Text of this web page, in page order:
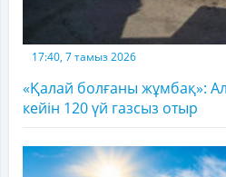
17:40, 7 тамыз 2026
«Қалай болғаны жұмбақ»:
кейін 120 үй газсыз отыр